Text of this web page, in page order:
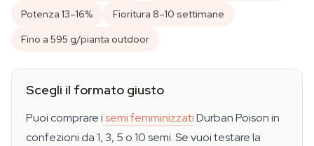
Potenza 13–16%
Fioritura 8–10 settimane
Fino a 595 g/pianta outdoor
Scegli il formato giusto
Puoi comprare isemi femminizzatiDurban Poison in
confezioni da 1, 3, 5 o 10 semi. Se vuoi testare la